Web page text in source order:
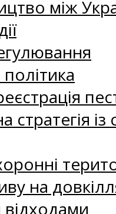
між
стратегія
на